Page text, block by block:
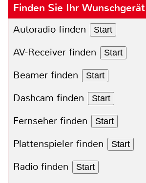
Finden Sie Ihr Wunschgerät
Autoradio finden Start
AV-Receiver finden Start
Beamer finden Start
Dashcam finden Start
Fernseher finden Start
Plattenspieler finden Start
Radio finden Start